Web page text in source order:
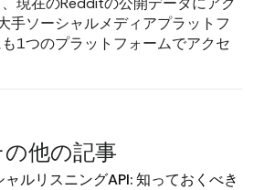
手ソーシャルメディアプラットフ
1つのプラットフォームでアクセ
の他の記事
ルリスニングAPI: 知っておくべき